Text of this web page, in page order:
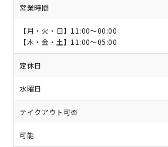
営業時間
【月・火・日】11:00～00:00
【木・金・土】11:00～05:00
定休日
水曜日
テイクアウト可否
可能